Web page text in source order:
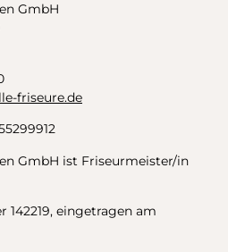
GmbH
friseure.de
GmbH ist Friseurmeister/in
142219, eingetragen am